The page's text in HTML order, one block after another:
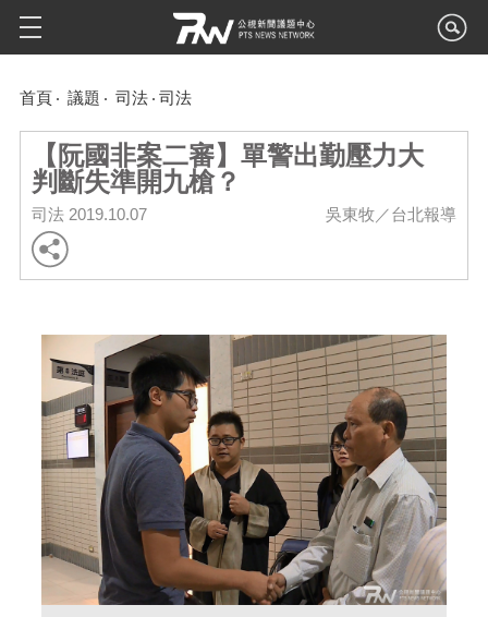
首頁 議題 司法 司法
【阮國非案二審】單警出勤壓力大
判斷失準開九槍？
司法 2019.10.07 吳東牧／台北報導